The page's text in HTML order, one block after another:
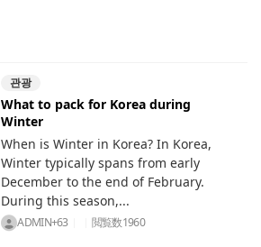
관광
What to pack for Korea during
Winter
When is Winter in Korea? In Korea,
Winter typically spans from early
December to the end of February.
During this season,...
ADMIN+63 閲覧数1960